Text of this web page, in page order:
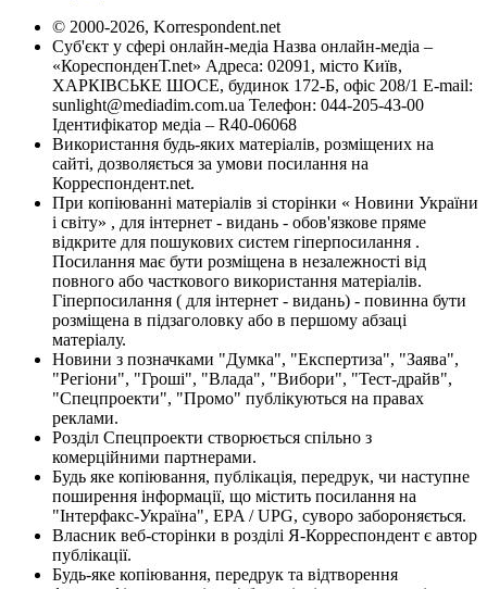
© 2000-2026, Korrespondent.net
Суб'єкт у сфері онлайн-медіа Назва онлайн-медіа –
«КореспонденТ.net» Адреса: 02091, місто Київ,
ХАРКІВСЬКЕ ШОСЕ, будинок 172-Б, офіс 208/1 E-mail:
sunlight@mediadim.com.ua Телефон: 044-205-43-00
Ідентифікатор медіа – R40-06068
Використання будь-яких матеріалів, розміщених на
сайті, дозволяється за умови посилання на
Корреспондент.net.
При копіюванні матеріалів зі сторінки « Новини України
і світу» , для інтернет - видань - обов'язкове пряме
відкрите для пошукових систем гіперпосилання .
Посилання має бути розміщена в незалежності від
повного або часткового використання матеріалів.
Гіперпосилання ( для інтернет - видань) - повинна бути
розміщена в підзаголовку або в першому абзаці
матеріалу.
Новини з позначками "Думка", "Експертиза", "Заява",
"Регіони", "Гроші", "Влада", "Вибори", "Тест-драйв",
"Спецпроекти", "Промо" публікуються на правах
реклами.
Розділ Спецпроекти створюється спільно з
комерційними партнерами.
Будь яке копіювання, публікація, передрук, чи наступне
поширення інформації, що містить посилання на
"Інтерфакс-Україна", EPA / UPG, суворо забороняється.
Власник веб-сторінки в розділі Я-Корреспондент є автор
публікації.
Будь-яке копіювання, передрук та відтворення